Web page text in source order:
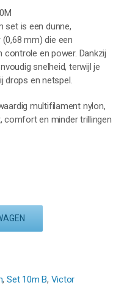
set is een dunne,
mm) die een
en power. Dankzij
snelheid, terwijl je
drops en netspel.
multifilament nylon,
en minder trillingen
,Set 10m B, Victor